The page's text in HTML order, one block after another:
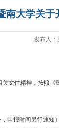
南大学关于
发布人
文件精神，按照
申报时间另行通知）